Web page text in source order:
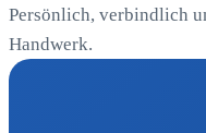
Persönlich, verbindlich
Handwerk.